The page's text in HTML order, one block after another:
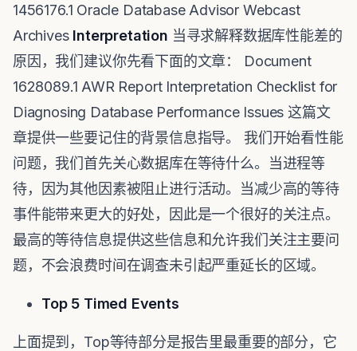
1456176.1 Oracle Database Advisor Webcast
Archives Interpretation 当寻求解释数据库性能差的
原因，我们建议你先看下面的文章： Document
1628089.1 AWR Report Interpretation Checklist for
Diagnosing Database Performance Issues 这篇文
章提供一些要记住的背景信息指导。 我们开始看性能
问题，我们首先关心数据库在等待什么。当进程等
待，因为其他因素被阻止进行活动。当减少高的等待
事件能带来更大的好处，因此是一个很好的关注点。
最高的等待信息提供这些信息和允许我们关注主要问
题，不会浪费时间在调查未引起严重延长的区域。
Top 5 Timed Events
上面提到，Top等待部分是报告里最重要的部分，它